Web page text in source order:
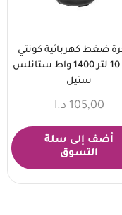
ضغط كهربائية كونتي
سعة 10 لتر 1400 واط ستانلس
ستيل
105,00 د.ا
أضف إلى سلة
التسوق